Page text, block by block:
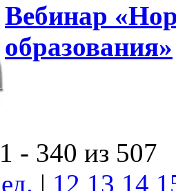
Вебинар
образования»
- 340 из 507
| 12 13 14